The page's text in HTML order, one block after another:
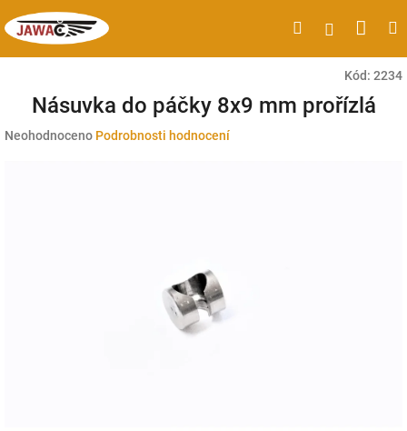
na
obsah
HledatPřihlášení
Kód: 2234
Násuvka do páčky 8x9 mm prořízlá
Průměrné
Neohodnoceno Podrobnosti hodnocení